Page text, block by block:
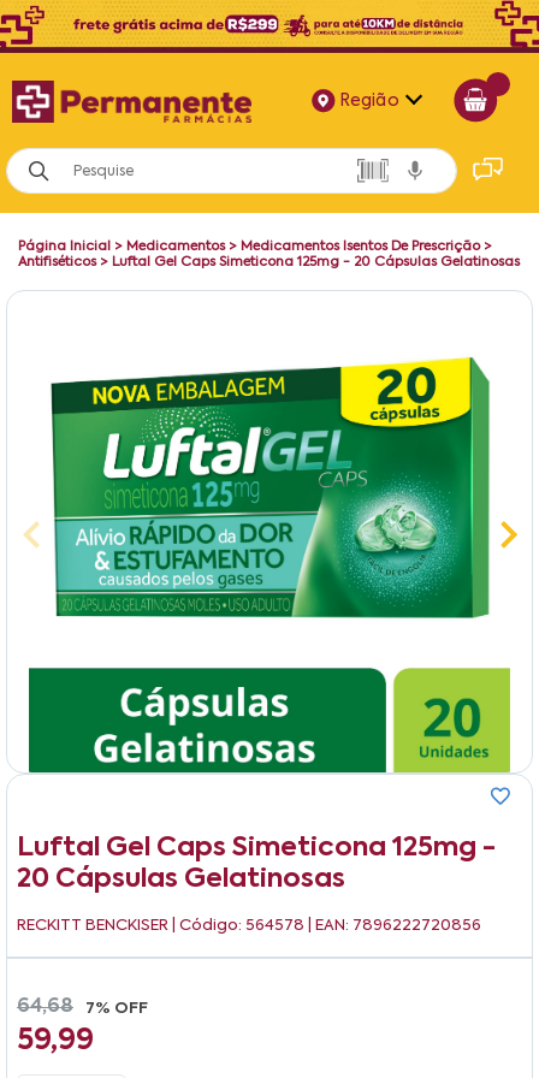
Região
Alagoas
Bahia
Paraíba
Página Inicial > Medicamentos> Medicamentos Isentos De Prescrição>
Antifiséticos> Luftal Gel Caps Simeticona 125mg - 20 Cápsulas Gelatinosas
Luftal Gel Caps Simeticona 125mg -
20 Cápsulas Gelatinosas
RECKITT BENCKISER | Código: 564578 | EAN: 7896222720856
64,68 7% OFF
59,99